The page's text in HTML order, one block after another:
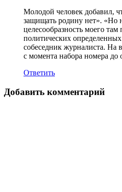
Молодой человек добавил,
защищать родину нет». «Но
целесообразность моего
политических
собеседник журналиста. На
с момента набора номера до
Ответить
Добавить комментарий